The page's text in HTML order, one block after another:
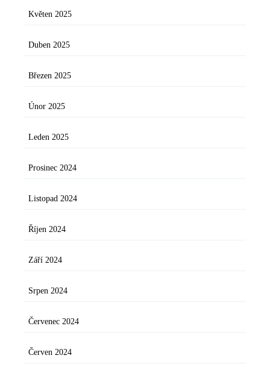
Květen 2025
Duben 2025
Březen 2025
Únor 2025
Leden 2025
Prosinec 2024
Listopad 2024
Říjen 2024
Září 2024
Srpen 2024
Červenec 2024
Červen 2024